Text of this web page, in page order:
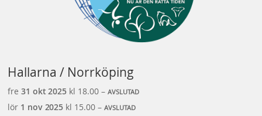
Hallarna / Norrköping
fre31 okt 2025kl 18.00 – AVSLUTAD
lör 1 nov 2025 kl 15.00 –AVSLUTAD